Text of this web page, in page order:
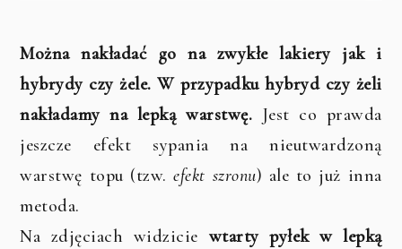
Można nakładać go na zwykłe lakiery jak i
hybrydy czy żele. W przypadku hybryd czy żeli
nakładamy na lepką warstwę. Jest co prawda
jeszcze efekt sypania na nieutwardzoną
warstwę topu (tzw.efekt szronu) ale to już inna
metoda.
Na zdjęciach widzicie wtarty pyłek w lepką